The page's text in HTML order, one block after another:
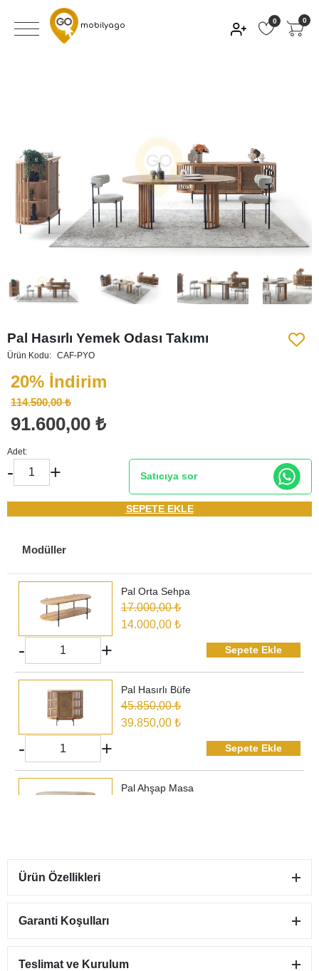
mobilyago 0 0
Pal Hasırlı Yemek Odası Takımı
Ürün Kodu: CAF-PYO
91.600,00 ₺
114.500,00 ₺
20% İndirim
Adet:
- + Satıcıya sor
SEPETE EKLE
Modüller
Pal Orta Sehpa
17.000,00 ₺
14.000,00 ₺
- + Sepete Ekle
Pal Hasırlı Büfe
45.850,00 ₺
39.850,00 ₺
- + Sepete Ekle
Pal Ahşap Masa
Ürün Özellikleri
Garanti Koşulları
Teslimat ve Kurulum